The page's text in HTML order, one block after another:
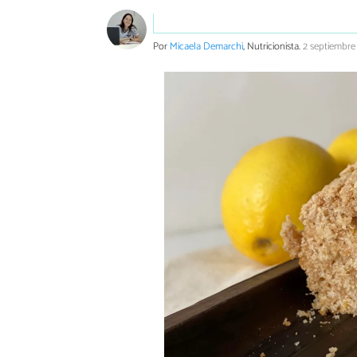
PorMicaela Demarchi, Nutricionista.2